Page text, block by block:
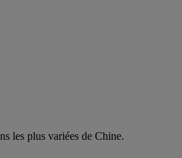
les plus variées de Chine.